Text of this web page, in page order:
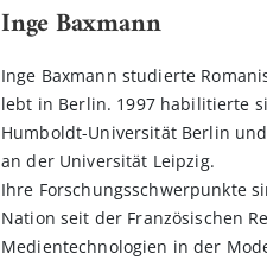
Inge Baxmann
Inge Baxmann studierte
lebt in Berlin. 1997 habilitierte
Humboldt-Universität Berlin
an der Universität Leipzig.
Ihre Forschungsschwerpunkte
Nation seit der Französischen
Medientechnologien in der